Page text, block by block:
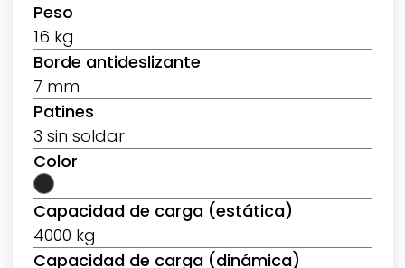
Peso
16 kg
Borde antideslizante
7 mm
Patines
3 sin soldar
Color
Capacidad de carga (estática)
4000 kg
Capacidad de carga (dinámica)